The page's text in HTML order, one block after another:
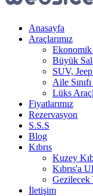
Anasayfa
Araçlarımız
Büyük
SUV,
Aile
Lüks
Fiyatlarımız
Rezervasyon
S.S.S
Blog
Kıbrıs
Kuzey
Kıbrıs'a
Gezilecek
İletişim